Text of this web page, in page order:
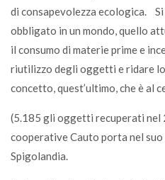
di consapevolezza ecologica.
obbligato in un mondo, quello
il consumo di materie prime e
riutilizzo degli oggetti e ridare
concetto, quest’ultimo, che è al
(5.185 gli oggetti recuperati nel
cooperative Cauto porta nel suo
Spigolandia.